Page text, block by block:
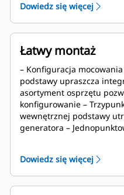
na dużych wysokościach
okres między remontami
użytkowania na polach
elementy silnika
ponownym wykorzystaniu
Dowiedz się więcej
Łatwy montaż
– Konfiguracja
podstawy upraszcza
asortyment osprzętu
konfigurowanie –
wewnętrznej podstawy
generatora –
Dowiedz się więcej